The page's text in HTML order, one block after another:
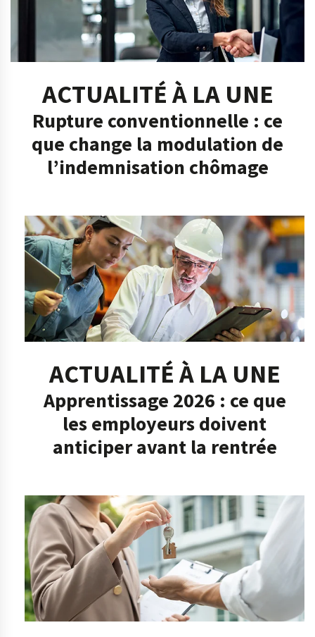
ACTUALITÉ À LA UNE
Rupture conventionnelle : ce
que change la modulation de
l’indemnisation chômage
ACTUALITÉ À LA UNE
Apprentissage 2026 : ce que
les employeurs doivent
anticiper avant la rentrée